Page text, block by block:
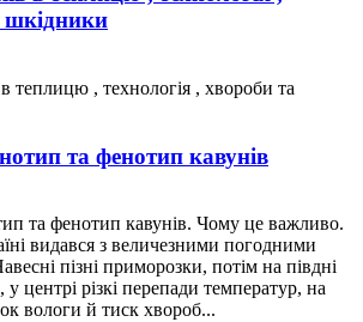
шкідники
теплицю , технологія , хвороби та
та фенотип кавунів
та фенотип кавунів. Чому це важливо.
видався з величезними погодними
пізні приморозки, потім на півдні
у центрі різкі перепади температур, на
вологи й тиск хвороб...